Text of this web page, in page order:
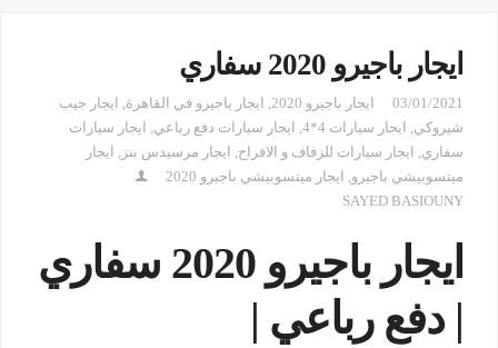
ايجار باجيرو 2020 سفاري
03/01/2021 ايجار باجيرو 2020 , ايجار باجيرو في القاهرة, ايجار جيب
شيروكي, ايجار سيارات 4*4 , ايجار سيارات دفع رباعي, ايجار سيارات
سفاري, ايجار سيارات للزفاف و الافراح, ايجار مرسيدس بنز , ايجار
ميتسوبيشي باجيرو, ايجار ميتسوبيشي باجيرو 2020
SAYED BASIOUNY
ايجار باجيرو 2020 سفاري
| دفع رباعي |